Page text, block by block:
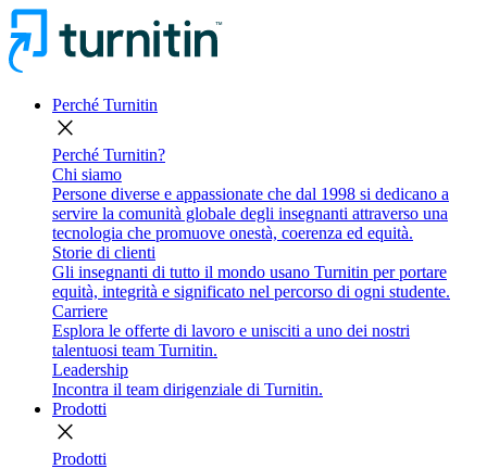
Perché Turnitin
close
Perché Turnitin?
Chi siamo
Persone diverse e appassionate che dal 1998 si dedicano a
servire la comunità globale degli insegnanti attraverso una
tecnologia che promuove onestà, coerenza ed equità.
Storie di clienti
Gli insegnanti di tutto il mondo usano Turnitin per portare
equità, integrità e significato nel percorso di ogni studente.
Carriere
Esplora le offerte di lavoro e unisciti a uno dei nostri
talentuosi team Turnitin.
Leadership
Incontra il team dirigenziale di Turnitin.
Prodotti
close
Prodotti